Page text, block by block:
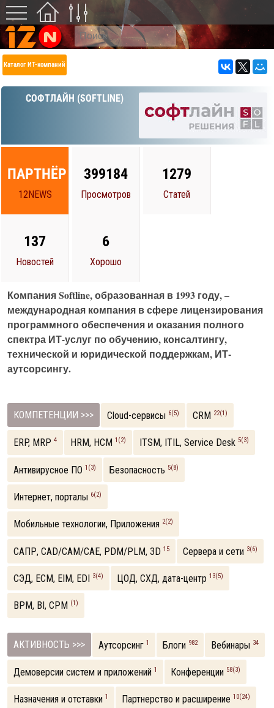
Каталог ИТ-компаний
СОФТЛАЙН (SOFTLINE)
ПАРТНЁР
12NEWS
399184
Просмотров
1279
Статей
137
Новостей
6
Хорошо
Компания Softline, образованная в 1993 году, –
международная компания в сфере лицензирования
программного обеспечения и оказания полного
спектра ИТ-услуг по обучению, консалтингу,
технической и юридической поддержкам, ИТ-
аутсорсингу.
КОМПЕТЕНЦИИ >>> Cloud-сервисы 6(5) CRM 22(1)
ERP, MRP 4 HRM, НСM 1(2) ITSM, ITIL, Service Desk 5(3)
Антивирусное ПО 1(3) Безопасность 5(8)
Интернет, порталы 6(2)
Мобильные технологии, Приложения 2(2)
САПР, CAD/CAM/CAE, PDM/PLM, 3D 15 Сервера и сети 3(6)
СЭД, ECM, EIM, EDI 3(4) ЦОД, СХД, дата-центр 13(5)
BPM, BI, CPM (1)
АКТИВНОСТЬ >>> Аутсорсинг 1 Блоги 982 Вебинары 34
Демоверсии систем и приложений 1 Конференции 58(3)
Назначения и отставки 1 Партнерство и расширение 10(24)